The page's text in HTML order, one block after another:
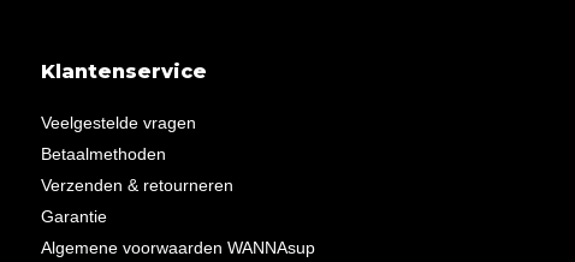
Klantenservice
Veelgestelde vragen
Betaalmethoden
Verzenden & retourneren
Garantie
Algemene voorwaarden WANNAsup